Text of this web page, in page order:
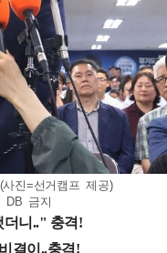
진=선거캠프 제공)
DB 금지